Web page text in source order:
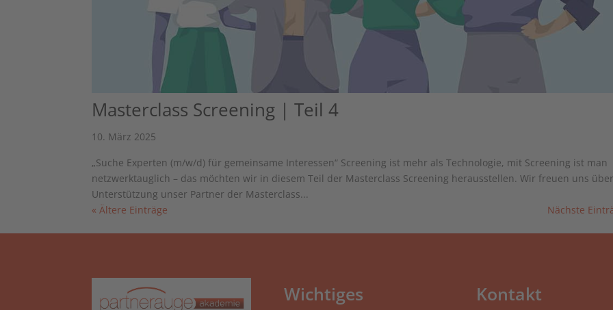
Masterclass Screening | Teil 4
10. März 2025
„Suche Experten (m/w/d) für gemeinsame Interessen“ Screening ist mehr als Technologie, mit Screening ist man
netzwerktauglich – das möchten wir in diesem Teil der Masterclass Screening herausstellen. Wir freuen uns
Unterstützung unser Partner der Masterclass...
« Ältere Einträge
Nächste
Wichtiges Kontakt